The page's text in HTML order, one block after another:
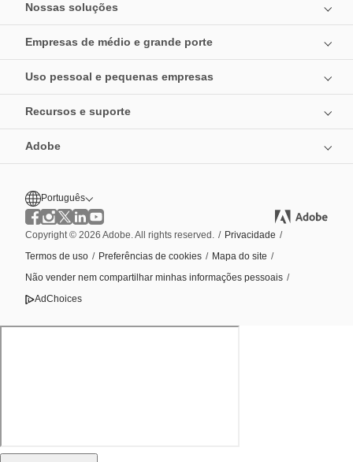
Nossas soluções
Empresas de médio e grande porte
Uso pessoal e pequenas empresas
Recursos e suporte
Adobe
Português
Copyright © 2026 Adobe. All rights reserved. / Privacidade /
Termos de uso / Preferências de cookies / Mapa do site /
Não vender nem compartilhar minhas informações pessoais /
AdChoices